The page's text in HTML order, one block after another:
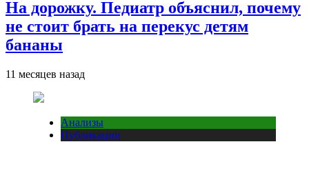
На дорожку. Педиатр объяснил, почему
не стоит брать на перекус детям
бананы
11 месяцев назад
Анализы
Публикации